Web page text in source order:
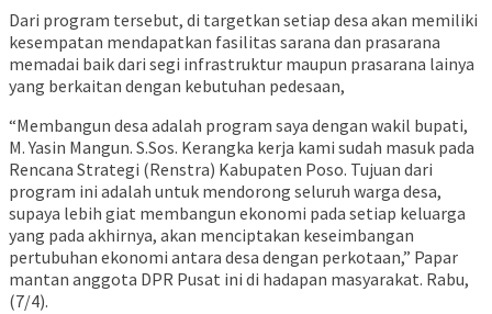
Dari program tersebut, di targetkan setiap desa akan memiliki
kesempatan mendapatkan fasilitas sarana dan prasarana
memadai baik dari segi infrastruktur maupun prasarana lainya
yang berkaitan dengan kebutuhan pedesaan,
“Membangun desa adalah program saya dengan wakil bupati,
M. Yasin Mangun. S.Sos. Kerangka kerja kami sudah masuk pada
Rencana Strategi (Renstra) Kabupaten Poso. Tujuan dari
program ini adalah untuk mendorong seluruh warga desa,
supaya lebih giat membangun ekonomi pada setiap keluarga
yang pada akhirnya, akan menciptakan keseimbangan
pertubuhan ekonomi antara desa dengan perkotaan,” Papar
mantan anggota DPR Pusat ini di hadapan masyarakat. Rabu,
(7/4).